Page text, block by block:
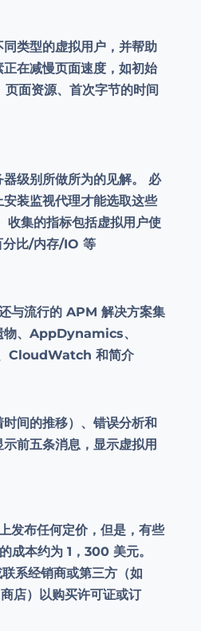
同类型的虚拟用户，并帮助
在减慢页面速度，如初始
面资源、首次字节的时间
级别所做所为的见解。 必
装监视代理才能选取这些
收集的指标包括虚拟用户使
分比/内存/IO 等
与流行的 APM 解决方案集
物、AppDynamics、
CloudWatch 和简介
间的推移）、错误分析和
前五条消息，显示虚拟用
发布任何定价，但是，有些
成本约为 1，300 美元。
系经销商或第三方（如
店）以购买许可证或订